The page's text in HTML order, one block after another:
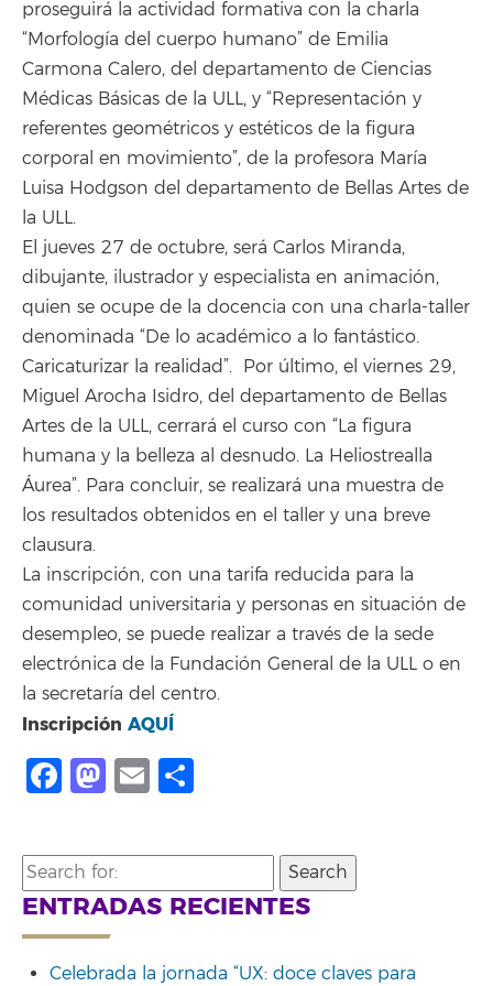
proseguirá la actividad formativa con la charla
“Morfología del cuerpo humano” de Emilia
Carmona Calero, del departamento de Ciencias
Médicas Básicas de la ULL, y “Representación y
referentes geométricos y estéticos de la figura
corporal en movimiento”, de la profesora María
Luisa Hodgson del departamento de Bellas Artes de
la ULL.
El jueves 27 de octubre, será Carlos Miranda,
dibujante, ilustrador y especialista en animación,
quien se ocupe de la docencia con una charla-taller
denominada “De lo académico a lo fantástico.
Caricaturizar la realidad”. Por último, el viernes 29,
Miguel Arocha Isidro, del departamento de Bellas
Artes de la ULL, cerrará el curso con “La figura
humana y la belleza al desnudo. La Heliostrealla
Áurea”. Para concluir, se realizará una muestra de
los resultados obtenidos en el taller y una breve
clausura.
La inscripción, con una tarifa reducida para la
comunidad universitaria y personas en situación de
desempleo, se puede realizar a través de la sede
electrónica de la Fundación General de la ULL o en
la secretaría del centro.
Inscripción AQUÍ
Facebook
Mastodon
Email
Search
for:
ENTRADAS RECIENTES
Celebrada la jornada “UX: doce claves para